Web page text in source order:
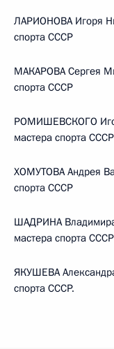
ЛАРИОНОВА Игоря
спорта СССР
МАКАРОВА Сергея
спорта СССР
РОМИШЕВСКОГО
мастера спорта СССР
ХОМУТОВА Андрея
спорта СССР
ШАДРИНА
мастера спорта СССР
ЯКУШЕВА
спорта СССР.